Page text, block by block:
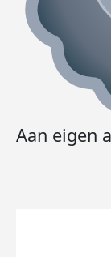
Aan eigen